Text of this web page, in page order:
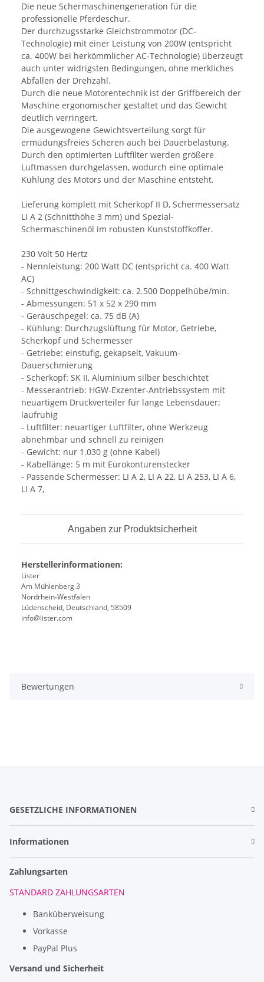
Die neue Schermaschinengeneration für die
professionelle Pferdeschur.
Der durchzugsstarke Gleichstrommotor (DC-
Technologie) mit einer Leistung von 200W (entspricht
ca. 400W bei herkömmlicher AC-Technologie) überzeugt
auch unter widrigsten Bedingungen, ohne merkliches
Abfallen der Drehzahl.
Durch die neue Motorentechnik ist der Griffbereich der
Maschine ergonomischer gestaltet und das Gewicht
deutlich verringert.
Die ausgewogene Gewichtsverteilung sorgt für
ermüdungsfreies Scheren auch bei Dauerbelastung.
Durch den optimierten Luftfilter werden größere
Luftmassen durchgelassen, wodurch eine optimale
Kühlung des Motors und der Maschine entsteht.
Lieferung komplett mit Scherkopf II D, Schermessersatz
LI A 2 (Schnitthöhe 3 mm) und Spezial-
Schermaschinenöl im robusten Kunststoffkoffer.
230 Volt 50 Hertz
- Nennleistung: 200 Watt DC (entspricht ca. 400 Watt
AC)
- Schnittgeschwindigkeit: ca. 2.500 Doppelhübe/min.
- Abmessungen: 51 x 52 x 290 mm
- Geräuschpegel: ca. 75 dB (A)
- Kühlung: Durchzugslüftung für Motor, Getriebe,
Scherkopf und Schermesser
- Getriebe: einstufig, gekapselt, Vakuum-
Dauerschmierung
- Scherkopf: SK II, Aluminium silber beschichtet
- Messerantrieb: HGW-Exzenter-Antriebssystem mit
neuartigem Druckverteiler für lange Lebensdauer;
laufruhig
- Luftfilter: neuartiger Luftfilter, ohne Werkzeug
abnehmbar und schnell zu reinigen
- Gewicht: nur 1.030 g (ohne Kabel)
- Kabellänge: 5 m mit Eurokonturenstecker
- Passende Schermesser: LI A 2, LI A 22, LI A 253, LI A 6,
LI A 7,
Angaben zur Produktsicherheit
Herstellerinformationen:
Lister
Am Mühlenberg 3
Nordrhein-Westfalen
Lüdenscheid, Deutschland, 58509
info@lister.com
Bewertungen
GESETZLICHE INFORMATIONEN
Informationen
Zahlungsarten
STANDARD ZAHLUNGSARTEN
Banküberweisung
Vorkasse
PayPal Plus
Versand und Sicherheit